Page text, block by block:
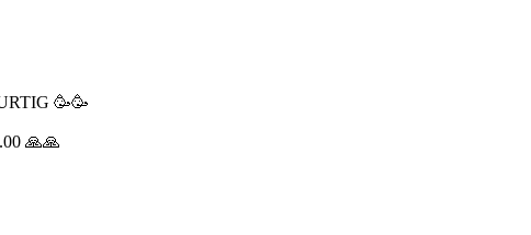
🥳🥳
🙏🙏